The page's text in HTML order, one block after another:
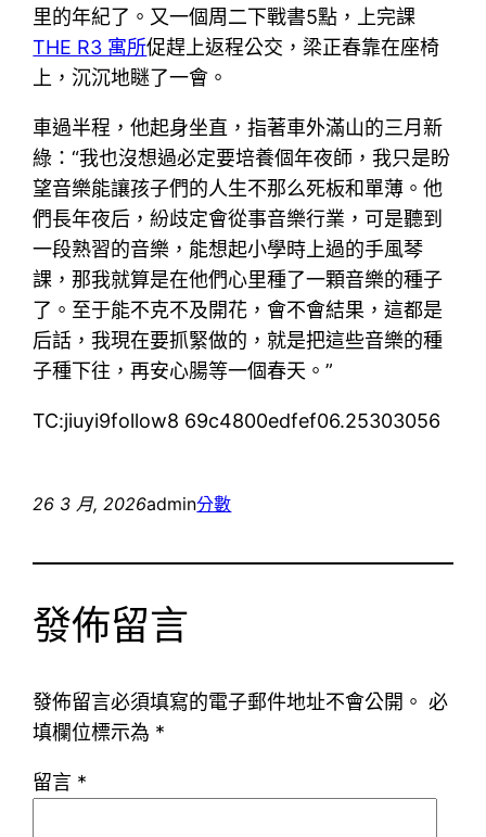
里的年紀了。又一個周二下戰書5點，上完課
THE R3 寓所促趕上返程公交，梁正春靠在座椅
上，沉沉地瞇了一會。
車過半程，他起身坐直，指著車外滿山的三月新
綠：“我也沒想過必定要培養個年夜師，我只是盼
望音樂能讓孩子們的人生不那么死板和單薄。他
們長年夜后，紛歧定會從事音樂行業，可是聽到
一段熟習的音樂，能想起小學時上過的手風琴
課，那我就算是在他們心里種了一顆音樂的種子
了。至于能不克不及開花，會不會結果，這都是
后話，我現在要抓緊做的，就是把這些音樂的種
子種下往，再安心腸等一個春天。”
TC:jiuyi9follow8 69c4800edfef06.25303056
26 3 月, 2026admin分數
發佈留言
發佈留言必須填寫的電子郵件地址不會公開。 必
填欄位標示為 *
留言 *